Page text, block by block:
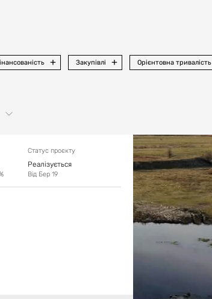
Закупівлі Орієнтовна тривалість
Статус проєкту
Реалізується
Від Бер 19